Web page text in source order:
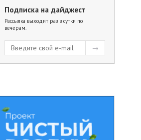
Подписка на дайджест
Рассылка выходит раз в сутки по
вечерам.